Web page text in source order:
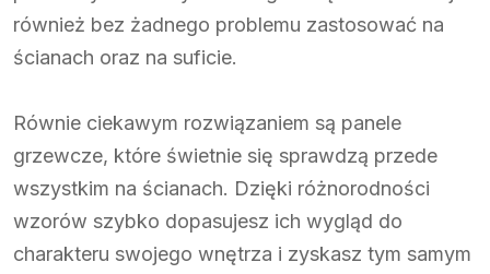
również bez żadnego problemu zastosować na
ścianach oraz na suficie.
Równie ciekawym rozwiązaniem są panele
grzewcze, które świetnie się sprawdzą przede
wszystkim na ścianach. Dzięki różnorodności
wzorów szybko dopasujesz ich wygląd do
charakteru swojego wnętrza i zyskasz tym samym